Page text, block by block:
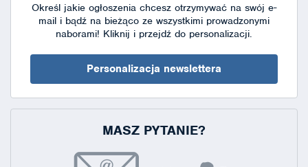
Określ jakie ogłoszenia chcesz otrzymywać na swój e-
mail i bądź na bieżąco ze wszystkimi prowadzonymi
naborami! Kliknij i przejdź do personalizacji.
Personalizacja newslettera
MASZ PYTANIE?